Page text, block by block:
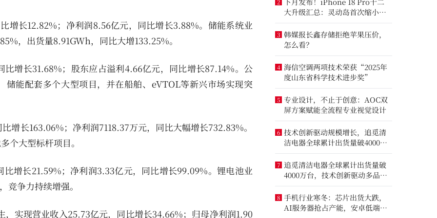
增长12.82%；净利润8.56亿元，同比增长3.88%。储能系统业
，出货量8.91GWh，同比大增133.25%。
增长31.68%；股东应占溢利4.66亿元，同比增长87.14%。公
能配套多个大型项目，并在船舶、eVTOL等新兴市场实现突
增长163.06%；净利润7118.37万元，同比大幅增长732.83%。
大型标杆项目。
增长21.59%；净利润3.33亿元，同比增长99.09%。锂电池业
竞争力持续增强。
，实现营业收入25.73亿元，同比增长34.66%；归母净利润1.90
2
大升级汇总：灵动岛首次缩小、
首次2nm芯片
3 韩媒报长鑫存储拒绝苹果压价，
怎么看？
4 海信空调两项技术荣获“2025年
度山东省科学技术进步奖”
5 专业设计，不止于创意：AOC双
屏方案赋能全流程专业视觉设计
6 技术创新驱动规模增长，追觅清
洁电器全球累计出货量破4000万
台
7 追觅清洁电器全球累计出货量破
4000万台，技术创新驱动多品类
增长
8 手机行业寒冬：芯片出货大跌，
AI服务器抢占产能，安卓低端压